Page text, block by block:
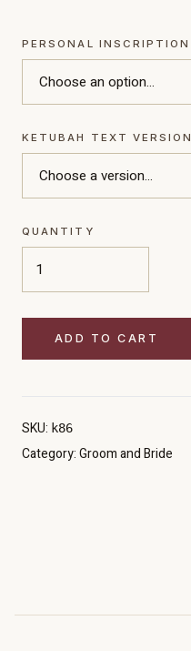
PERSONAL INSCRIPTION
KETUBAH TEXT VERSION
QUANTITY
ADD TO CART
SKU: k86
Category:Groom and Bride